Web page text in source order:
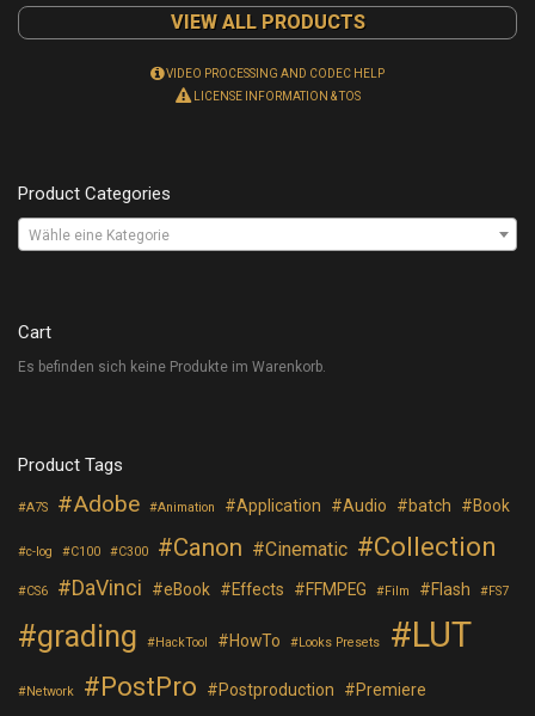
VIEW ALL PRODUCTS
VIDEO PROCESSING AND CODEC HELP
LICENSE INFORMATION & TOS
Product Categories
Wähle eine Kategorie
Cart
Es befinden sich keine Produkte im Warenkorb.
Product Tags
A7S Adobe Animation Application Audio batch Book
c-log C100 C300 Canon Cinematic Collection
CS6 DaVinci eBook Effects FFMPEG Film Flash FS7
grading HackTool HowTo Looks Presets LUT
Network PostPro Postproduction Premiere